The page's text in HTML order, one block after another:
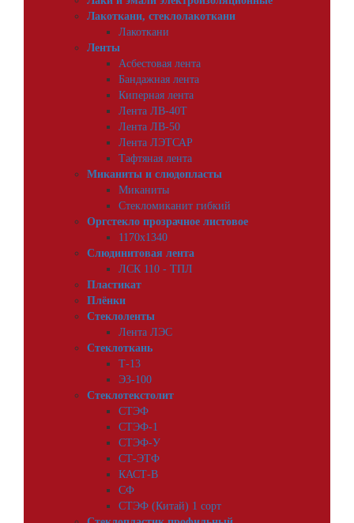
Лакоткани, стеклолакоткани
Лакоткани
Ленты
Асбестовая лента
Бандажная лента
Киперная лента
Лента ЛВ-40Т
Лента ЛВ-50
Лента ЛЭТСАР
Тафтяная лента
Миканиты и слюдопласты
Миканиты
Стекломиканит гибкий
Оргстекло прозрачное листовое
1170х1340
Слюдинитовая лента
ЛСК 110 - ТПЛ
Пластикат
Плёнки
Стеклоленты
Лента ЛЭС
Стеклоткань
Т-13
ЭЗ-100
Стеклотекстолит
СТЭФ
СТЭФ-1
СТЭФ-У
СТ-ЭТФ
КАСТ-В
СФ
СТЭФ (Китай) 1 сорт